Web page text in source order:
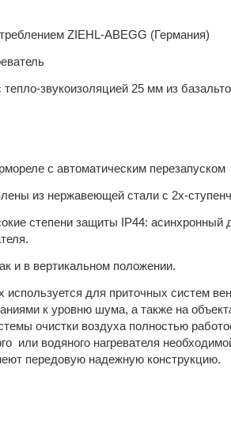
ZIEHL-ABEGG (Германия)
тепло-звукоизоляцией 25 мм из
с автоматическим перезапуском
из нержавеющей стали с 2х-
степени защиты IP44: асинхронный
и в вертикальном положении.
для приточных систем
к уровню шума, а также на
очистки воздуха полностью
или водяного нагревателя
передовую надежную конструкцию.